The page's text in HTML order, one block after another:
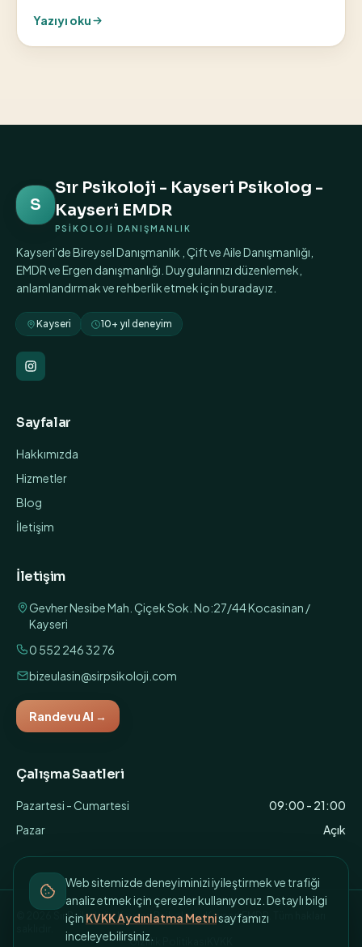
Yazıyı oku
S
Sır Psikoloji - Kayseri Psikolog -
Kayseri EMDR
PSİKOLOJİ DANIŞMANLIK
Kayseri'de Bireysel Danışmanlık , Çift ve Aile Danışmanlığı,
EMDR ve Ergen danışmanlığı. Duygularınızı düzenlemek,
anlamlandırmak ve rehberlik etmek için buradayız.
Kayseri 10+ yıl deneyim
Sayfalar
Hakkımızda
Hizmetler
Blog
İletişim
İletişim
Gevher Nesibe Mah. Çiçek Sok. No:27/44 Kocasinan /
Kayseri
0 552 246 32 76
bizeulasin@sirpsikoloji.com
Randevu Al →
Çalışma Saatleri
Pazartesi - Cumartesi
09:00 - 21:00
Pazar
Açık
Sır Psikoloji - Kayseri Psikolog - Kayseri EMDR
Gizlilik Politikası
Web sitemizde deneyiminizi iyileştirmek ve trafiği
analiz etmek için çerezler kullanıyoruz. Detaylı bilgi
için KVKK Aydınlatma Metnisayfamızı
inceleyebilirsiniz.